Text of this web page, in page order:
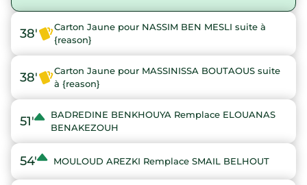
38'
Carton Jaune pour NASSIM BEN MESLI suite à
{reason}
38'
Carton Jaune pour MASSINISSA BOUTAOUS suite
à {reason}
51'
BADREDINE BENKHOUYA Remplace ELOUANAS
BENAKEZOUH
54' MOULOUD AREZKI Remplace SMAIL BELHOUT